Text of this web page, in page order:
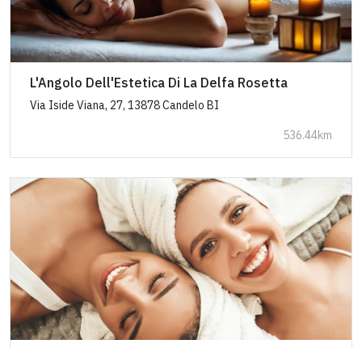
L'Angolo Dell'Estetica Di La Delfa Rosetta
Via Iside Viana, 27, 13878 Candelo BI
536.44km